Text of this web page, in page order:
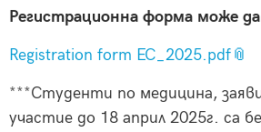
Регистрационна форма може
Registration form EC_2025.pdf
***Студенти по медицина,
участие до 18 април 2025г. са